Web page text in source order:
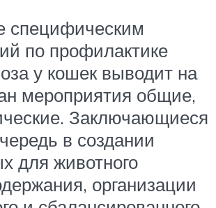
специфическим
по профилактике
у кошек выводит на
мероприятия общие,
Заключающиеся
в создании
для животного
организации